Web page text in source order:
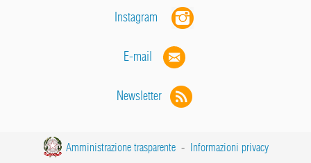
Instagram
E-mail
Newsletter
Amministrazione trasparente - Informazioni privacy